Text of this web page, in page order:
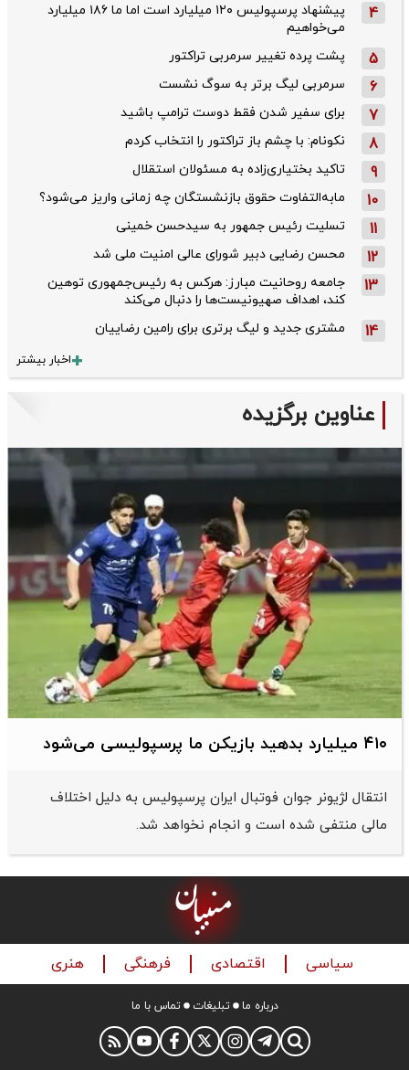
4
پیشنهاد پرسپولیس ۱۲۰ میلیارد است اما ما ۱۸۶ میلیارد
می‌خواهیم
5 پشت پرده تغییر سرمربی تراکتور
6 سرمربی لیگ برتر به سوگ نشست
7 برای سفیر شدن فقط دوست ترامپ باشید
8 نکونام: با چشم باز تراکتور را انتخاب کردم
9 تاکید بختیاری‌زاده به مسئولان استقلال
10 مابه‌التفاوت حقوق بازنشستگان چه زمانی واریز می‌شود؟
11 تسلیت رئیس جمهور به سیدحسن خمینی
12 محسن رضایی دبیر شورای عالی امنیت ملی شد
13
جامعه روحانیت مبارز: هرکس به رئیس‌جمهوری توهین
کند، اهداف صهیونیست‌ها را دنبال می‌کند
14 مشتری جدید و لیگ برتری برای رامین رضاییان
اخبار بیشتر
عناوین برگزیده
۴۱۰ میلیارد بدهید بازیکن ما پرسپولیسی می‌شود
انتقال لژیونر جوان فوتبال ایران پرسپولیس به دلیل اختلاف
مالی منتفی شده است و انجام نخواهد شد.
سیاسی اقتصادی فرهنگی هنری
درباره ما تبلیغات تماس با ما